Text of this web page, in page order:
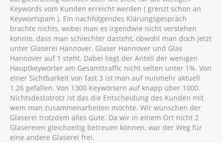
Keywords vom Kunden erreicht werden ( grenzt schon an
Keywortspam ). Ein nachfolgendes Klärungsgespräch
brachte nichts, wobei man es irgendwie nicht verstehen
konnte, dass man schlechter dasteht, obwohl man doch jetzt
unter Glaserei Hannover, Glaser Hannover und Glas
Hannover auf 1 steht. Dabei liegt der Anteil der wenigen
Hauptkeywörter am Gesamttraffic nicht selten unter 1%. Von
einer Sichtbarkeit von fast 3 ist man auf nunmehr aktuell
1.26 gefallen. Von 1300 Keywörtern auf knapp über 1000.
Nichtsdestotrotz ist das die Entscheidung des Kunden mit
wem man zusammenarbeiten möchte. Wir wünschen der
Glaserei trotzdem alles Gute. Da wir in einem Ort nicht 2
Glasereien gleichzeitig betreuen können, war der Weg für
eine andere Glaserei frei.